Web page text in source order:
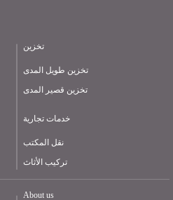
تخزين
تخزين طويل المدى
تخزين قصير المدى
خدمات تجارية
نقل المكتب
تركيب الأثاث
About us